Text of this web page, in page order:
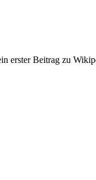
erster Beitrag zu